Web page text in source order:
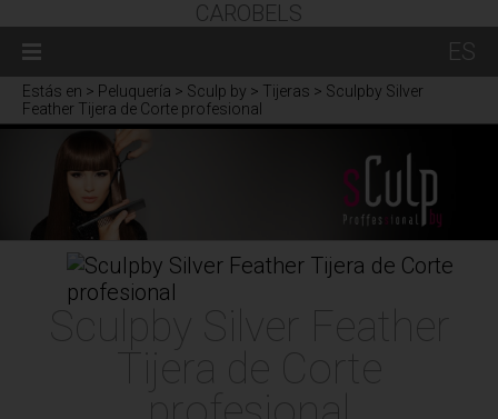
CAROBELS
ES
Estás en > Peluquería > Sculp by > Tijeras > Sculpby Silver
Feather Tijera de Corte profesional